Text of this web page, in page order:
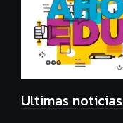
Ultimas noticias